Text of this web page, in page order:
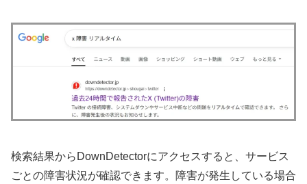
検索結果からDownDetectorにアクセスすると、サービス
ごとの障害状況が確認できます。障害が発生している場合